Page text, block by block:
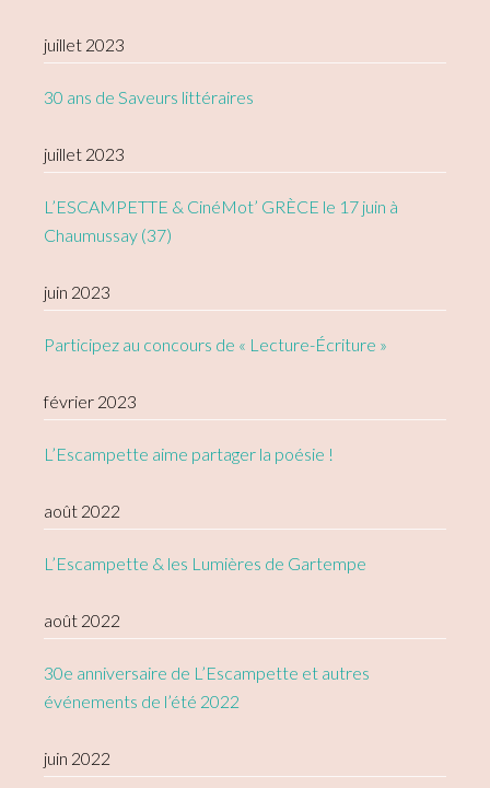
juillet 2023
30 ans de Saveurs littéraires
juillet 2023
L’ESCAMPETTE & CinéMot’ GRÈCE le 17 juin à
Chaumussay (37)
juin 2023
Participez au concours de « Lecture-Écriture »
février 2023
L’Escampette aime partager la poésie !
août 2022
L’Escampette & les Lumières de Gartempe
août 2022
30e anniversaire de L’Escampette et autres
événements de l’été 2022
juin 2022